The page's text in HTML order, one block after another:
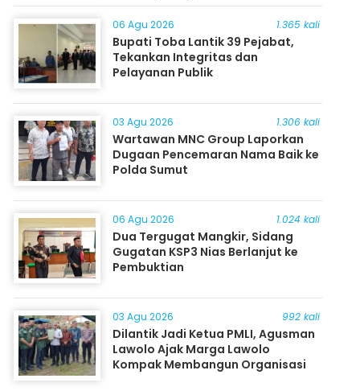
06 Agu 2026 1.365 kali
Bupati Toba Lantik 39 Pejabat,
Tekankan Integritas dan
Pelayanan Publik
03 Agu 2026 1.306 kali
Wartawan MNC Group Laporkan
Dugaan Pencemaran Nama Baik ke
Polda Sumut
06 Agu 2026 1.024 kali
Dua Tergugat Mangkir, Sidang
Gugatan KSP3 Nias Berlanjut ke
Pembuktian
03 Agu 2026 992 kali
Dilantik Jadi Ketua PMLI, Agusman
Lawolo Ajak Marga Lawolo
Kompak Membangun Organisasi